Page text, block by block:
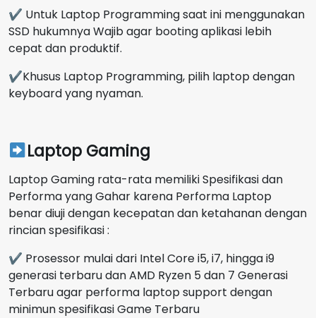
✔ Untuk Laptop Programming saat ini menggunakan
SSD hukumnya Wajib agar booting aplikasi lebih
cepat dan produktif.
✔Khusus Laptop Programming, pilih laptop dengan
keyboard yang nyaman.
Laptop Gaming
Laptop Gaming rata-rata memiliki Spesifikasi dan
Performa yang Gahar karena Performa Laptop
benar diuji dengan kecepatan dan ketahanan dengan
rincian spesifikasi :
✔ Prosessor mulai dari Intel Core i5, i7, hingga i9
generasi terbaru dan AMD Ryzen 5 dan 7 Generasi
Terbaru agar performa laptop support dengan
minimun spesifikasi Game Terbaru